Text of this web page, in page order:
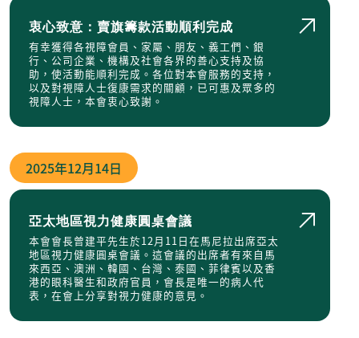
衷心致意：賣旗籌款活動順利完成
有幸獲得各視障會員、家屬、朋友、義工們、銀
行、公司企業、機構及社會各界的善心支持及協
助，使活動能順利完成。各位對本會服務的支持，
以及對視障人士復康需求的關顧，已可惠及眾多的
視障人士，本會衷心致謝。
2025年12月14日
亞太地區視力健康圓桌會議
本會會長曾建平先生於12月11日在馬尼拉出席亞太
地區視力健康圓桌會議。這會議的出席者有來自馬
來西亞、澳洲、韓國、台灣、泰國、菲律賓以及香
港的眼科醫生和政府官員，會長是唯一的病人代
表，在會上分享對視力健康的意見。